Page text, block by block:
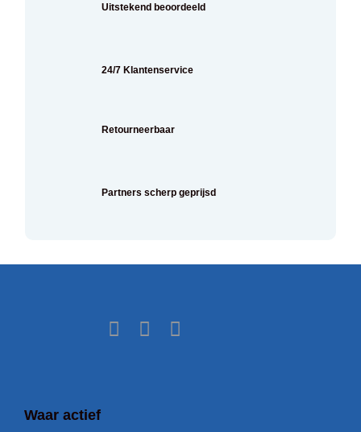
Uitstekend beoordeeld
24/7 Klantenservice
Retourneerbaar
Partners scherp geprijsd
Waar actief